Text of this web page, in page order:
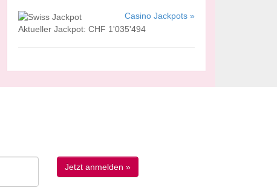
Casino Jackpots »
Aktueller Jackpot: CHF 1'035'494